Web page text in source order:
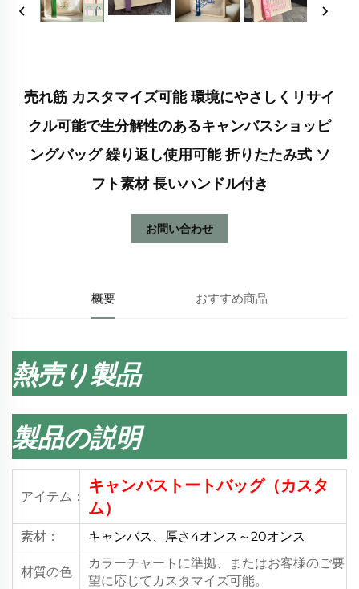
売れ筋 カスタマイズ可能 環境にやさしくリサイ
クル可能で生分解性のあるキャンバスショッピ
ングバッグ 繰り返し使用可能 折りたたみ式 ソ
フト素材 長いハンドル付き
お問い合わせ
概要 おすすめ商品
熱売り製品
製品の説明
アイテム：
キャンバストートバッグ（カスタ
ム）
素材： キャンバス、厚さ4オンス～20オンス
材質の色
カラーチャートに準拠、またはお客様のご要
望に応じてカスタマイズ可能。